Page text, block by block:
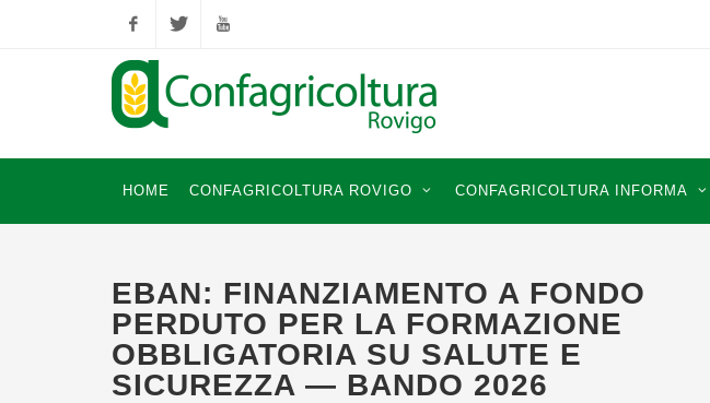
FacebookTwitter YouTube
HOME CONFAGRICOLTURA ROVIGO CONFAGRICOLTURA INFORMA
EBAN: FINANZIAMENTO A FONDO
PERDUTO PER LA FORMAZIONE
OBBLIGATORIA SU SALUTE E
SICUREZZA — BANDO 2026